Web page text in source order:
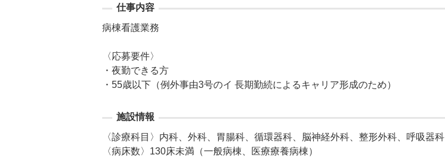
仕事内容
病棟看護業務
〈応募要件〉
・夜勤できる方
・55歳以下（例外事由3号のイ 長期勤続によるキャリア形成のため）
施設情報
〈診療科目〉内科、外科、胃腸科、循環器科、脳神経外科、整形外科、呼吸器科
〈病床数〉130床未満（一般病棟、医療療養病棟）